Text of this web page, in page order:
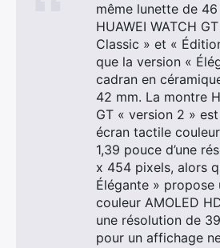
même lunette de
HUAWEI WATCH
Classic » et «
que la version «
cadran en
42 mm. La montre
GT « version 2 » est
écran tactile
1,39 pouce d’une
x 454 pixels, alors
Élégante »
couleur AMOLED
une résolution de
pour un affichage